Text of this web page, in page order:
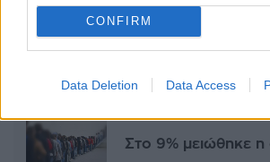
CONFIRM
Data Deletion Data Access
Στο 9% μειώθηκε η